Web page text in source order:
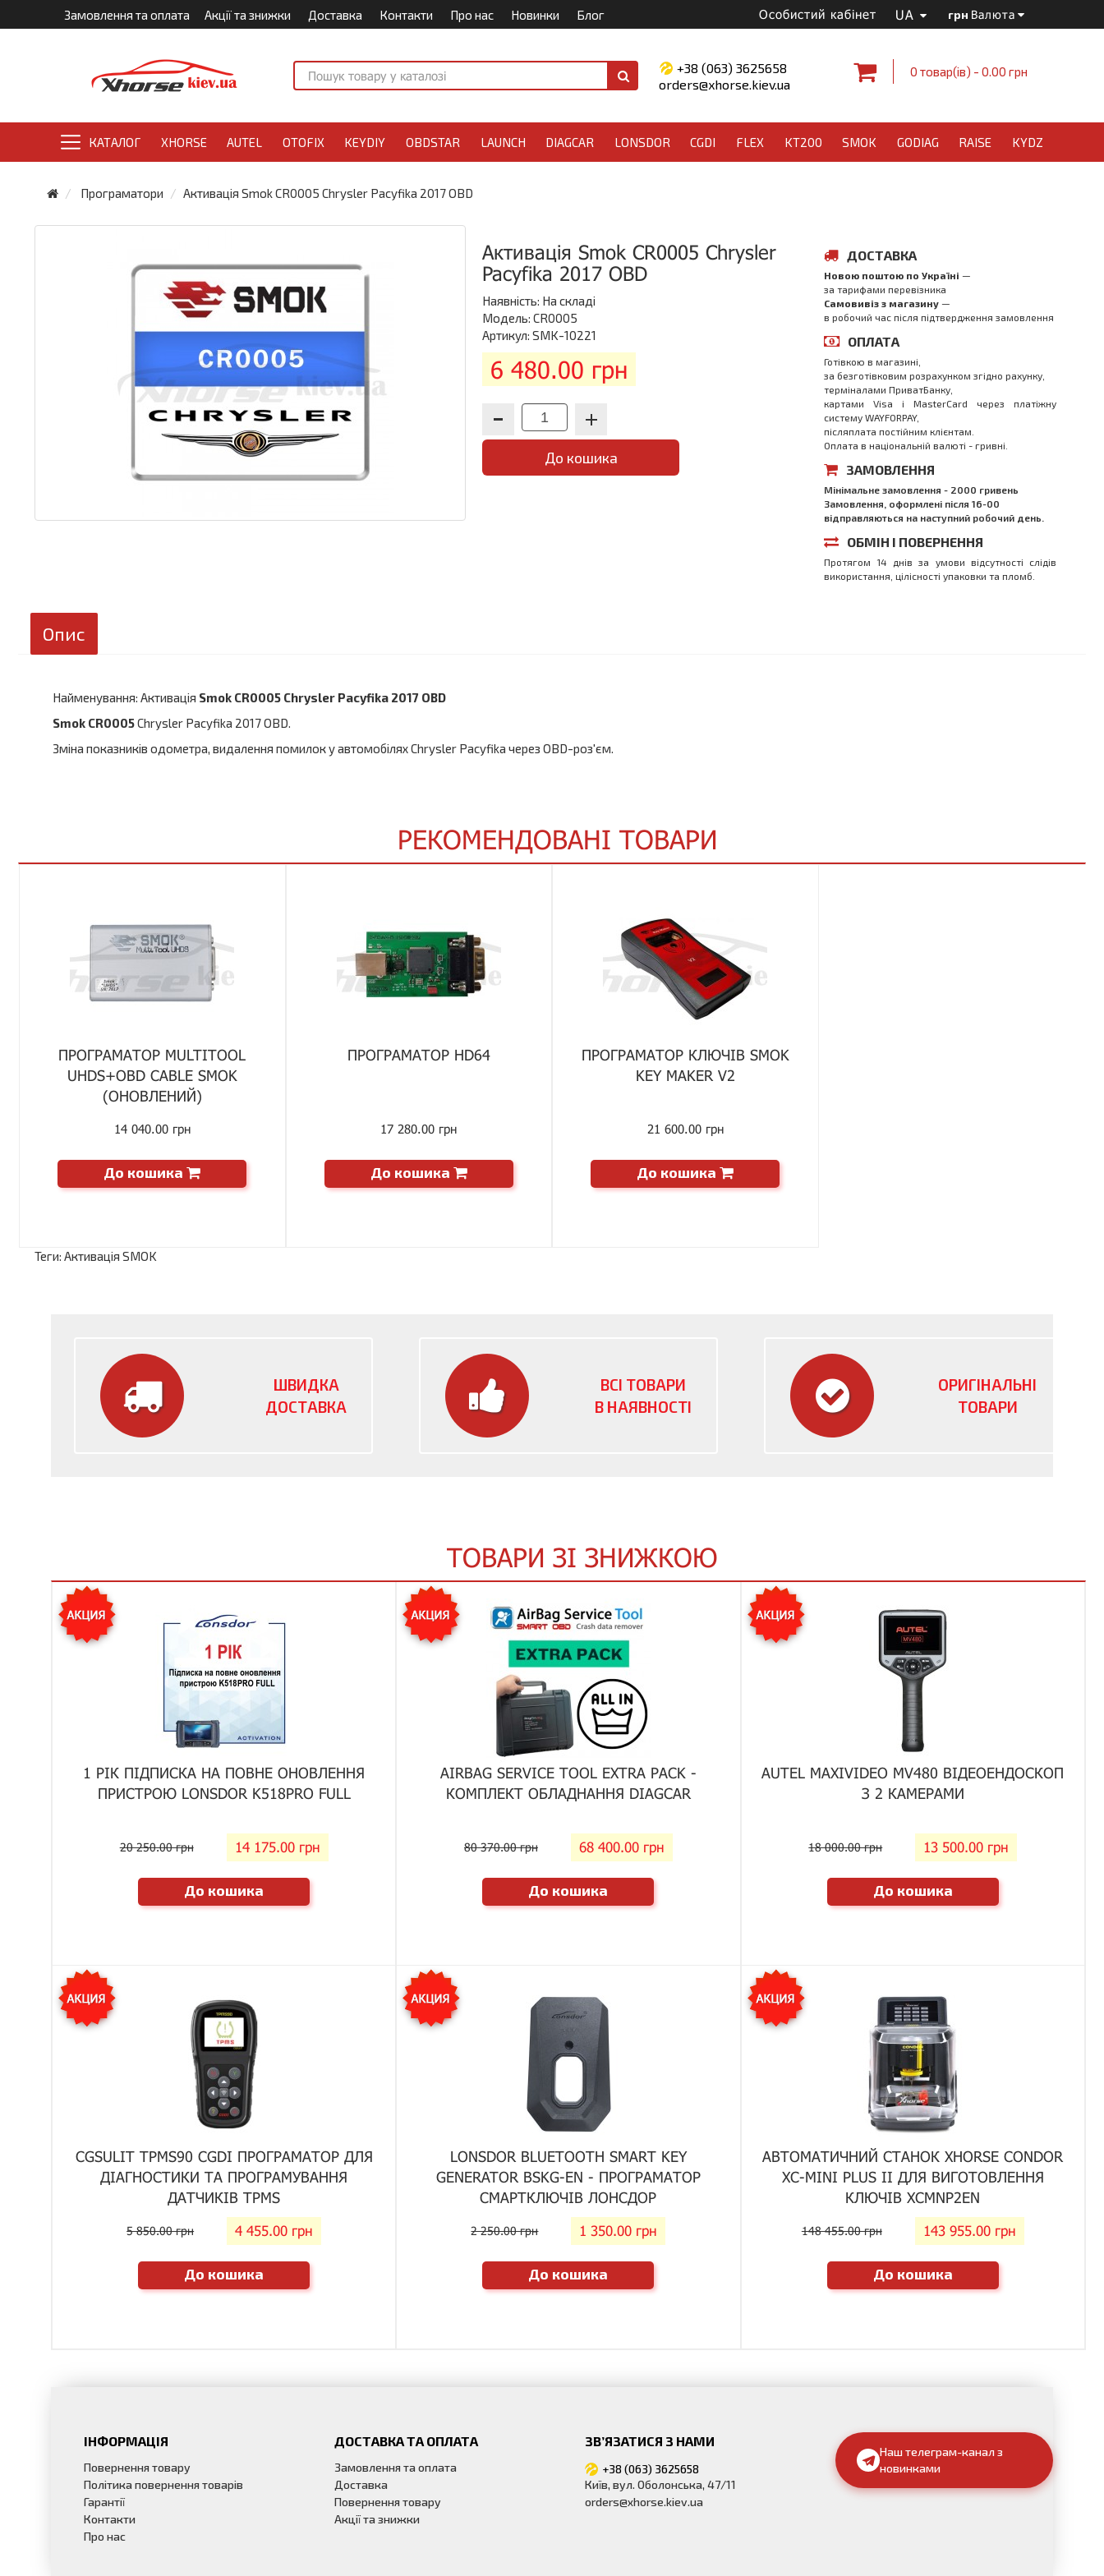
Замовлення та оплата Акції та знижки Доставка Контакти Про нас Новинки Блог Особистий кабінет UA грн Валюта
+38 (063) 3625658
orders@xhorse.kiev.ua
0 товар(ів) - 0.00 грн
КАТАЛОГ XHORSE AUTEL OTOFIX KEYDIY OBDSTAR LAUNCH DIAGCAR LONSDOR CGDI FLEX KT200 SMOK GODIAG RAISE KYDZ
Програматори Активація Smok CR0005 Chrysler Pacyfika 2017 OBD
Активація Smok CR0005 Chrysler
Pacyfika 2017 OBD
Наявність: На складі
Модель: CR0005
Артикул: SMK-10221
6 480.00 грн
До кошика
ДОСТАВКА
Новою поштою по Україні —
за тарифами перевізника
Самовивіз з магазинy —
в робочий час після підтвердження замовлення
ОПЛАТА
Готівкою в магазині,
за безготівковим розрахунком згідно рахунку,
терміналами ПриватБанку,
картами Visa і MasterCard через платіжну
систему WAYFORPAY,
післяплата постійним клієнтам.
Оплата в національній валюті - гривні.
ЗАМОВЛЕННЯ
Мінімальне замовлення - 2000 гривень
Замовлення, оформлені після 16-00
відправляються на наступний робочий день.
ОБМІН І ПОВЕРНЕННЯ
Протягом 14 днів за умови відсутності слідів
використання, цілісності упаковки та пломб.
Опис
Найменування: Активація Smok CR0005 Chrysler Pacyfika 2017 OBD
Smok CR0005Chrysler Pacyfika 2017 OBD.
Зміна показників одометра, видалення помилок у автомобілях Chrysler Pacyfika через OBD-роз'єм.
РЕКОМЕНДОВАНІ ТОВАРИ
ПРОГРАМАТОР MULTITOOL
UHDS+OBD CABLE SMOK
(ОНОВЛЕНИЙ)
14 040.00 грн
До кошика
ПРОГРАМАТОР HD64
17 280.00 грн
До кошика
ПРОГРАМАТОР КЛЮЧІВ SMOK
KEY MAKER V2
21 600.00 грн
До кошика
Теги: Активація SMOK
ШВИДКА
ДОСТАВКА
ВСІ ТОВАРИ
В НАЯВНОСТІ
ОРИГІНАЛЬНІ
ТОВАРИ
ТОВАРИ ЗІ ЗНИЖКОЮ
1 РІК ПІДПИСКА НА ПОВНЕ ОНОВЛЕННЯ
ПРИСТРОЮ LONSDOR K518PRO FULL
20 250.00 грн 14 175.00 грн
До кошика
AIRBAG SERVICE TOOL EXTRA PACK -
КОМПЛЕКТ ОБЛАДНАННЯ DIAGCAR
80 370.00 грн 68 400.00 грн
До кошика
AUTEL MAXIVIDEO MV480 ВІДЕОЕНДОСКОП
З 2 КАМЕРАМИ
18 000.00 грн 13 500.00 грн
До кошика
CGSULIT TPMS90 CGDI ПРОГРАМАТОР ДЛЯ
ДІАГНОСТИКИ ТА ПРОГРАМУВАННЯ
ДАТЧИКІВ TPMS
5 850.00 грн 4 455.00 грн
До кошика
LONSDOR BLUETOOTH SMART KEY
GENERATOR BSKG-EN - ПРОГРАМАТОР
СМАРТКЛЮЧІВ ЛОНСДОР
2 250.00 грн 1 350.00 грн
До кошика
АВТОМАТИЧНИЙ СТАНОК XHORSE CONDOR
XC-MINI PLUS II ДЛЯ ВИГОТОВЛЕННЯ
КЛЮЧІВ XCMNP2EN
148 455.00 грн 143 955.00 грн
До кошика
ІНФОРМАЦІЯ
Повернення товару
Політика повернення товарів
Гарантії
Контакти
Про нас
ДОСТАВКА ТА ОПЛАТА
Замовлення та оплата
Доставка
Повернення товару
Акції та знижки
ЗВ’ЯЗАТИСЯ З НАМИ
+38 (063) 3625658
Київ, вул. Оболонська, 47/11
orders@xhorse.kiev.ua
Наш телеграм-канал з
новинками